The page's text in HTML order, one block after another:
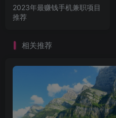
2023年最赚钱手机兼职项目
推荐
相关推荐